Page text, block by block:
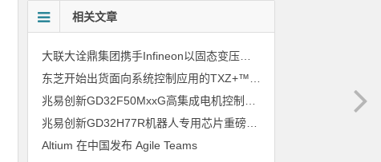
相关文章
大联大诠鼎集团携手Infineon以固态变压器重构配电效率新标杆
兆易创新GD32H77R机器人专用芯片重磅亮相，精准赋能伺服驱动与关节控制
Altium 在中国发布 Agile Teams